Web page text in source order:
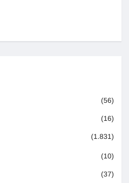
(56)
(16)
(1.831)
(10)
(37)